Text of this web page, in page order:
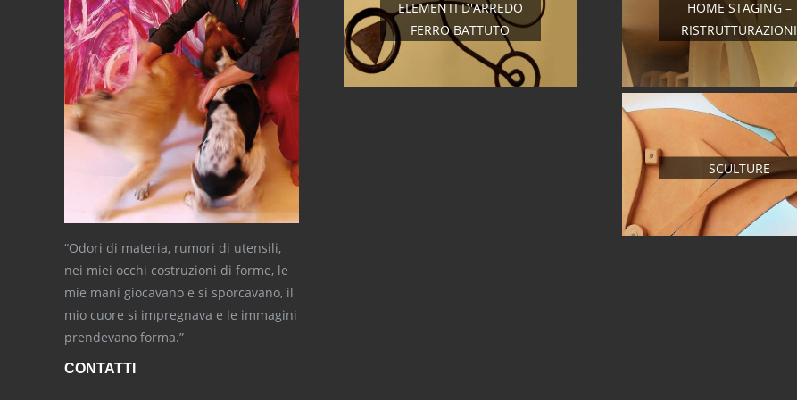
“Odori di materia, rumori di utensili,
nei miei occhi costruzioni di forme, le
mie mani giocavano e si sporcavano, il
mio cuore si impregnava e le immagini
prendevano forma.”
CONTATTI
ELEMENTI D'ARREDO
FERRO BATTUTO
HOME STAGING –
RISTRUTTURAZIONI
SCULTURE